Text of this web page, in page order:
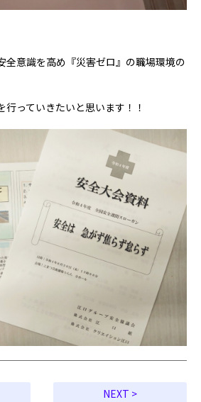
全意識を高め『災害ゼロ』の職場環境の
っていきたいと思います！！
NEXT >